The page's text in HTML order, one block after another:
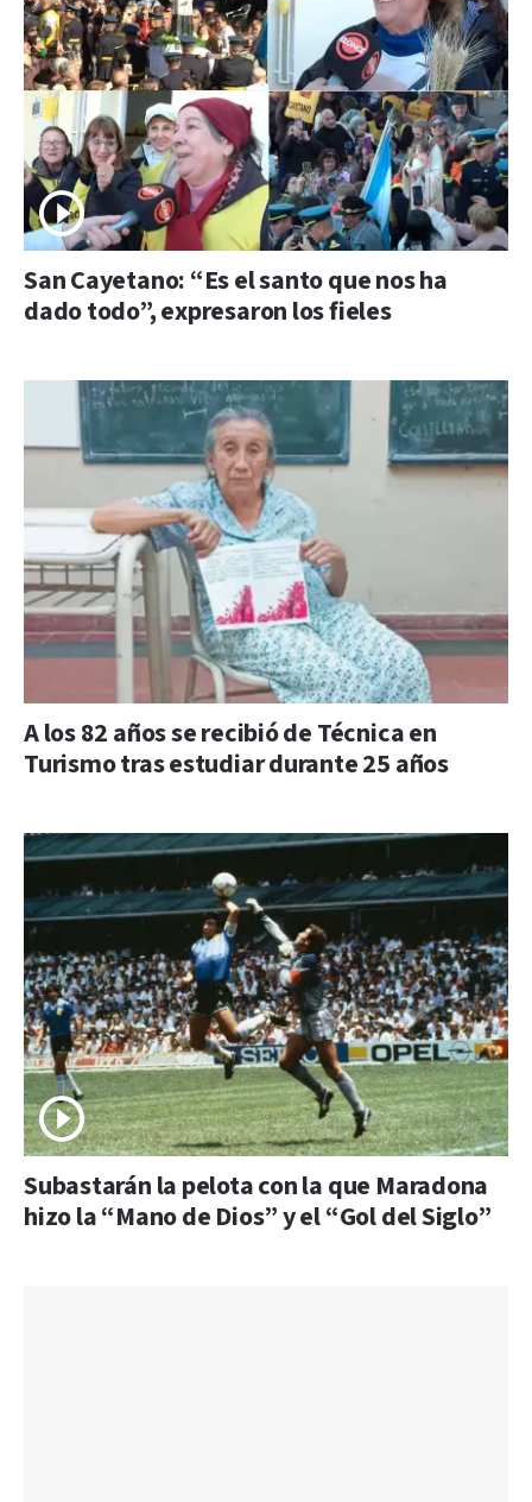
San Cayetano: “Es el santo que nos ha
dado todo”, expresaron los fieles
A los 82 años se recibió de Técnica en
Turismo tras estudiar durante 25 años
Subastarán la pelota con la que Maradona
hizo la “Mano de Dios” y el “Gol del Siglo”